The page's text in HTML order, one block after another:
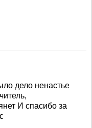
дело ненастье
И спасибо за